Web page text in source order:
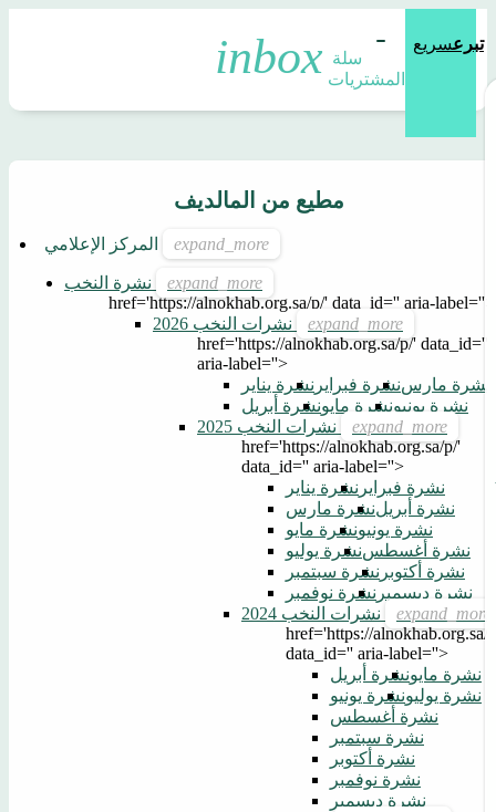
سلة
المشتريات
تبرعسريع
مطيع من المالديف
href='https://alnokhab.org.sa/p/' data_id='' aria-label=''>
href='https://alnokhab.org.sa/p/' data_id=''
aria-label=''>
نشرة يناير نشرة فبرايرنشرة مارس
نشرة أبريلنشرة مايونشرة يونيو
href='https://alnokhab.org.sa/p/'
data_id='' aria-label=''>
نشرة يناير نشرة فبراير
نشرة مارسنشرة أبريل
نشرة مايونشرة يونيو
نشرة يوليونشرة أغسطس
نشرة سبتمبر نشرة أكتوبر
نشرة نوفمبر نشرة ديسمبر
href='https://alnokhab.org.sa/
data_id='' aria-label=''>
نشرة أبريلنشرة مايو
نشرة يونيونشرة يوليو
نشرة أغسطس
نشرة سبتمبر
نشرة أكتوبر
نشرة نوفمبر
نشرة ديسمبر